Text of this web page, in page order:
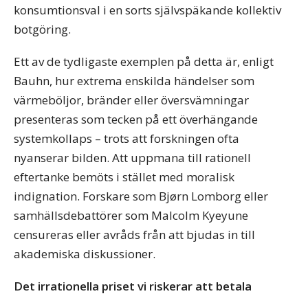
konsumtionsval i en sorts självspäkande kollektiv
botgöring.
Ett av de tydligaste exemplen på detta är, enligt
Bauhn, hur extrema enskilda händelser som
värmeböljor, bränder eller översvämningar
presenteras som tecken på ett överhängande
systemkollaps – trots att forskningen ofta
nyanserar bilden. Att uppmana till rationell
eftertanke bemöts i stället med moralisk
indignation. Forskare som Bjørn Lomborg eller
samhällsdebattörer som Malcolm Kyeyune
censureras eller avråds från att bjudas in till
akademiska diskussioner.
Det irrationella priset vi riskerar att betala